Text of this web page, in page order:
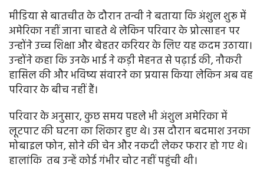
मीडिया से बातचीत के दौरान तन्वी ने बताया कि अंशुल शुरू में
अमेरिका नहीं जाना चाहते थे लेकिन परिवार के प्रोत्साहन पर
उन्होंने उच्च शिक्षा और बेहतर करियर के लिए यह कदम उठाया।
उन्होंने कहा कि उनके भाई ने कड़ी मेहनत से पढ़ाई की, नौकरी
हासिल की और भविष्य संवारने का प्रयास किया लेकिन अब वह
परिवार के बीच नहीं हैं।
परिवार के अनुसार, कुछ समय पहले भी अंशुल अमेरिका में
लूटपाट की घटना का शिकार हुए थे। उस दौरान बदमाश उनका
मोबाइल फोन, सोने की चेन और नकदी लेकर फरार हो गए थे।
हालांकि तब उन्हें कोई गंभीर चोट नहीं पहुंची थी।